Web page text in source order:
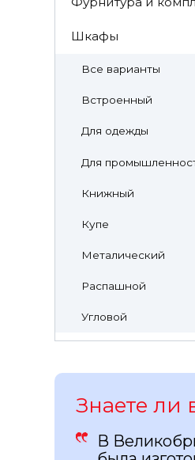
Шкафы
Все варианты
Встроенный
Для одежды
Для
Книжный
Купе
Металический
Распашной
Угловой
Знаете ли
В